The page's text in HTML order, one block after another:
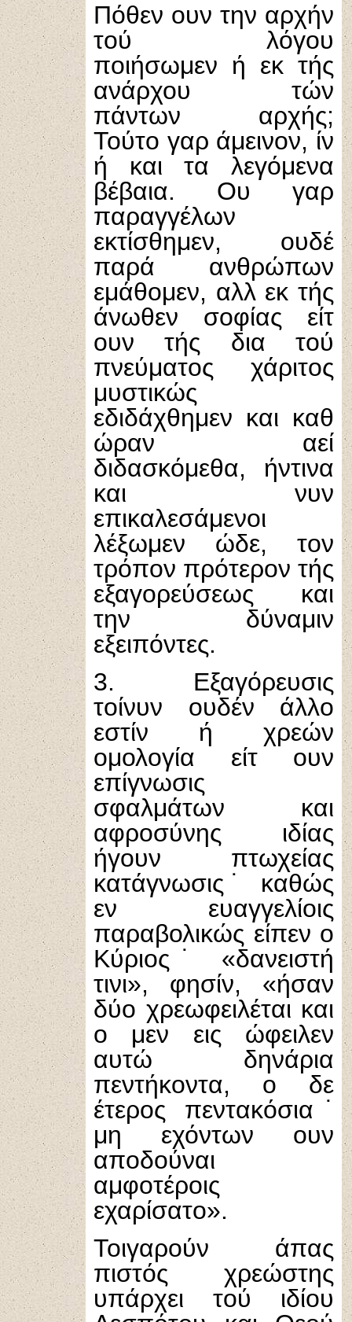
Πόθεν ουν την αρχήν
τού λόγου
ποιήσωμεν ή εκ τής
ανάρχου τών
πάντων αρχής;
Τούτο γαρ άμεινον, ίν
ή και τα λεγόμενα
βέβαια. Ου γαρ
παραγγέλων
εκτίσθημεν, ουδέ
παρά ανθρώπων
εμάθομεν, αλλ εκ τής
άνωθεν σοφίας είτ
ουν τής δια τού
πνεύματος χάριτος
μυστικώς
εδιδάχθημεν και καθ
ώραν αεί
διδασκόμεθα, ήντινα
και νυν
επικαλεσάμενοι
λέξωμεν ώδε, τον
τρόπον πρότερον τής
εξαγορεύσεως και
την δύναμιν
εξειπόντες.
3. Εξαγόρευσις
τοίνυν ουδέν άλλο
εστίν ή χρεών
ομολογία είτ ουν
επίγνωσις
σφαλμάτων και
αφροσύνης ιδίας
ήγουν πτωχείας
κατάγνωσις˙ καθώς
εν ευαγγελίοις
παραβολικώς είπεν ο
Κύριος˙ «δανειστή
τινι», φησίν, «ήσαν
δύο χρεωφειλέται και
ο μεν εις ώφειλεν
αυτώ δηνάρια
πεντήκοντα, ο δε
έτερος πεντακόσια˙
μη εχόντων ουν
αποδούναι
αμφοτέροις
εχαρίσατο».
Τοιγαρούν άπας
πιστός χρεώστης
υπάρχει τού ιδίου